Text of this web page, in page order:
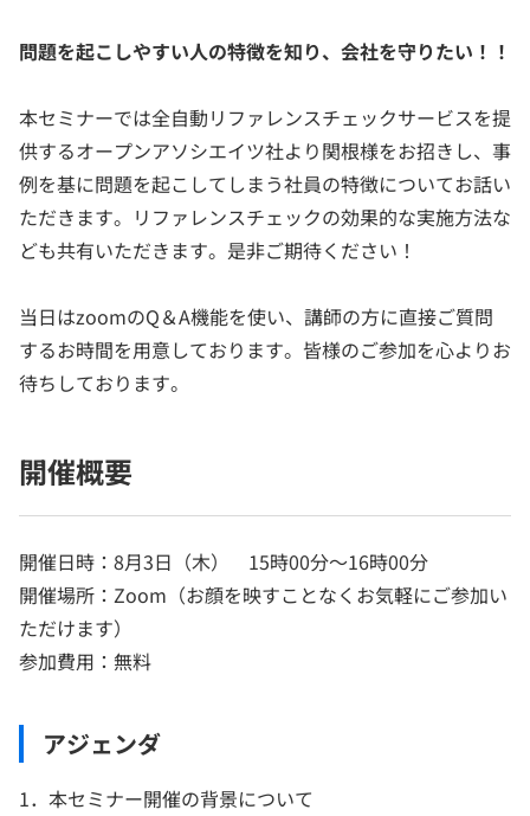
問題を起こしやすい人の特徴を知り、会社を守りたい！！
本セミナーでは全自動リファレンスチェックサービスを提
供するオープンアソシエイツ社より関根様をお招きし、事
例を基に問題を起こしてしまう社員の特徴についてお話い
ただきます。リファレンスチェックの効果的な実施方法な
ども共有いただきます。是非ご期待ください！
当日はzoomのQ＆A機能を使い、講師の方に直接ご質問
するお時間を用意しております。皆様のご参加を心よりお
待ちしております。
開催概要
開催日時：8月3日（木） 15時00分～16時00分
開催場所：Zoom（お顔を映すことなくお気軽にご参加い
ただけます）
参加費用：無料
アジェンダ
1．本セミナー開催の背景について